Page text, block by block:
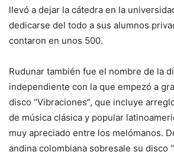
llevó a dejar la cátedra en la
dedicarse del todo a sus alumnos
contaron en unos 500.
Rudunar también fue el nombre de la
independiente con la que empezó a
disco “Vibraciones”, que incluye
de música clásica y popular
muy apreciado entre los melómanos.
andina colombiana sobresale su disco